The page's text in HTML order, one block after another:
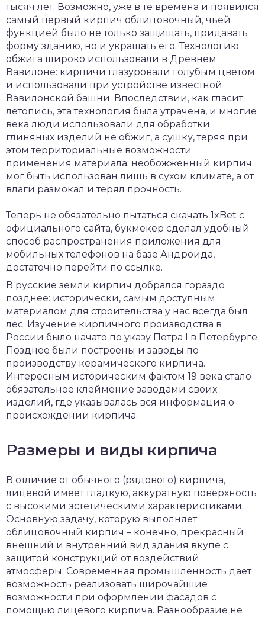
тысяч лет. Возможно, уже в те времена и появился
самый первый кирпич облицовочный, чьей
функцией было не только защищать, придавать
форму зданию, но и украшать его. Технологию
обжига широко использовали в Древнем
Вавилоне: кирпичи глазуровали голубым цветом
и использовали при устройстве известной
Вавилонской башни. Впоследствии, как гласит
летопись, эта технология была утрачена, и многие
века люди использовали для обработки
глиняных изделий не обжиг, а сушку, теряя при
этом территориальные возможности
применения материала: необожженный кирпич
мог быть использован лишь в сухом климате, а от
влаги размокал и терял прочность.
Теперь не обязательно пытаться скачать 1xBet с
официального сайта, букмекер сделал удобный
способ распространения приложения для
мобильных телефонов на базе Андроида,
достаточно перейти по ссылке.
В русские земли кирпич добрался гораздо
позднее: исторически, самым доступным
материалом для строительства у нас всегда был
лес. Изучение кирпичного производства в
России было начато по указу Петра I в Петербурге.
Позднее были построены и заводы по
производству керамического кирпича.
Интересным историческим фактом 19 века стало
обязательное клеймение заводами своих
изделий, где указывалась вся информация о
происхождении кирпича.
Размеры и виды кирпича
В отличие от обычного (рядового) кирпича,
лицевой имеет гладкую, аккуратную поверхность
с высокими эстетическими характеристиками.
Основную задачу, которую выполняет
облицовочный кирпич – конечно, прекрасный
внешний и внутренний вид здания вкупе с
защитой конструкций от воздействий
атмосферы. Современная промышленность дает
возможность реализовать широчайшие
возможности при оформлении фасадов с
помощью лицевого кирпича. Разнообразие не